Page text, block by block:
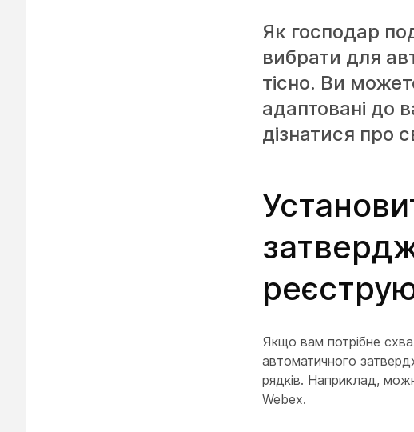
Як господар
вибрати для
тісно. Ви
адаптовані до
дізнатися про
Якщо вам потрібне
автоматичного
рядків. Наприклад,
Webex.